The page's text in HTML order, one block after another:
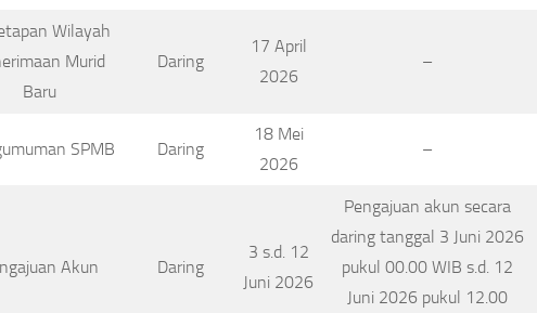
Wilayah
Murid
Baru
Daring
17 April
2026
–
SPMB Daring
18 Mei
2026
–
Akun Daring
3 s.d. 12
Juni 2026
Pengajuan akun secara
daring tanggal 3 Juni 2026
pukul 00.00 WIB s.d. 12
Juni 2026 pukul 12.00